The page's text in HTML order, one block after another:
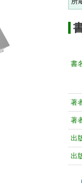
書
著
著
出
出